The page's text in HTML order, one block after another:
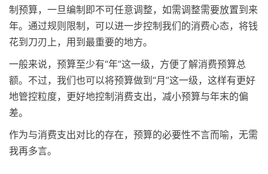
制预算，一旦编制即不可任意调整，如需调整需要放置到来
年。通过规则限制，可以进一步控制我们的消费心态，将钱
花到刀刃上，用到最重要的地方。
一般来说，预算至少有“年”这一级，方便了解消费预算总
额。不过，我们也可以将预算做到“月”这一级，这样有更好
地管控粒度，更好地控制消费支出，减小预算与年末的偏
差。
作为与消费支出对比的存在，预算的必要性不言而喻，无需
我再多言。